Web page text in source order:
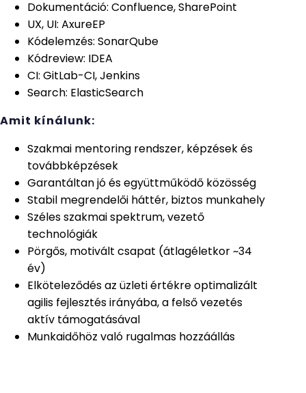
Dokumentáció: Confluence, SharePoint
UX, UI: AxureEP
Kódelemzés: SonarQube
Kódreview: IDEA
CI: GitLab-CI, Jenkins
Search: ElasticSearch
Amit kínálunk:
Szakmai mentoring rendszer, képzések és
továbbképzések
Garantáltan jó és együttműködő közösség
Stabil megrendelői háttér, biztos munkahely
Széles szakmai spektrum, vezető
technológiák
Pörgős, motivált csapat (átlagéletkor ~34
év)
Elköteleződés az üzleti értékre optimalizált
agilis fejlesztés irányába, a felső vezetés
aktív támogatásával
Munkaidőhöz való rugalmas hozzáállás